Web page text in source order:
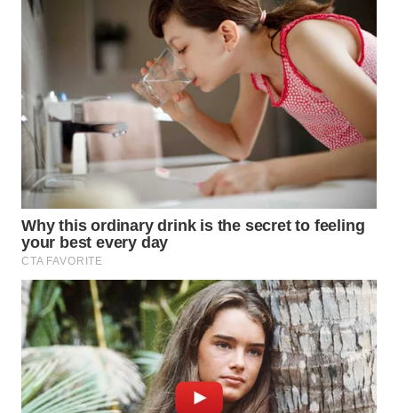
TENGAH
WN
TEBING
TINGGI
WN
PAKPAK
KARAWANG
WN
BEKASI
WN